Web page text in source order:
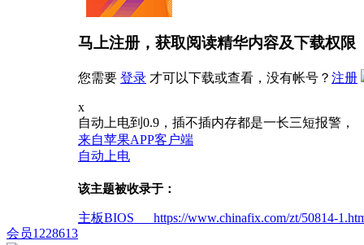
会员1228613
马上注册，获取阅读精华内容及下载权限
您需要 登录 才可以下载或查看，没有帐号？ 注册
x
自动上电到0.9，插不插内存都是一长三短报警，
来自苹果APP客户端
自动上电
该主题被收录于：
主板BIOS https://www.chinafix.com/zt/50814-